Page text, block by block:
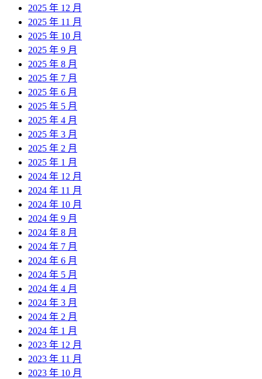
2025 年 12 月
2025 年 11 月
2025 年 10 月
2025 年 9 月
2025 年 8 月
2025 年 7 月
2025 年 6 月
2025 年 5 月
2025 年 4 月
2025 年 3 月
2025 年 2 月
2025 年 1 月
2024 年 12 月
2024 年 11 月
2024 年 10 月
2024 年 9 月
2024 年 8 月
2024 年 7 月
2024 年 6 月
2024 年 5 月
2024 年 4 月
2024 年 3 月
2024 年 2 月
2024 年 1 月
2023 年 12 月
2023 年 11 月
2023 年 10 月